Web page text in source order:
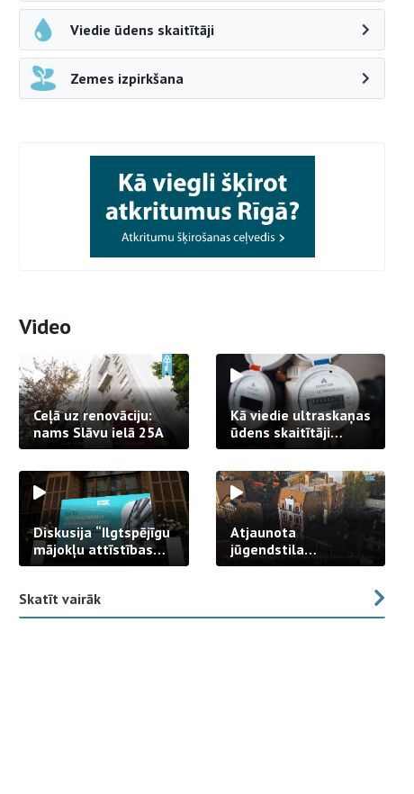
Viedie ūdens skaitītāji
Zemes izpirkšana
Video
Ceļā uz renovāciju:
nams Slāvu ielā 25A
Kā viedie ultraskaņas
ūdens skaitītāji
strādā praksē
Diskusija “Ilgtspējīgu
mājokļu attīstības
izaicinājums”
Atjaunota
jūgendstila
arhitektūras pērles
Skatīt vairāk